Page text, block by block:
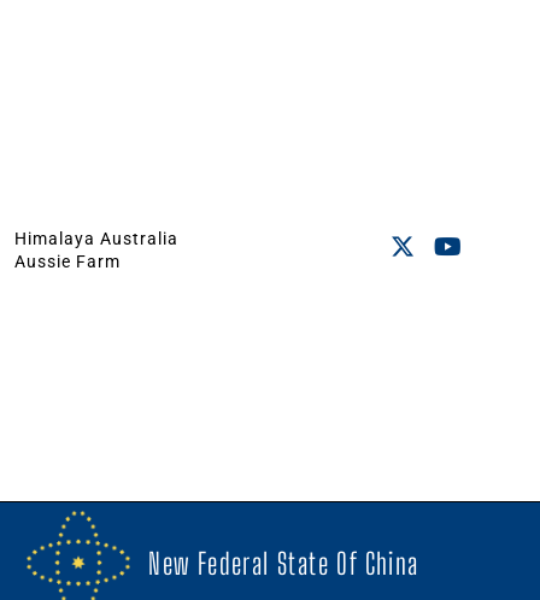
Himalaya Australia
Aussie Farm
New Federal State Of China